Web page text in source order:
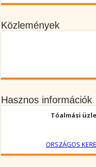
Közlemények
Hasznos információk
Tóalmási
ORSZÁGOS